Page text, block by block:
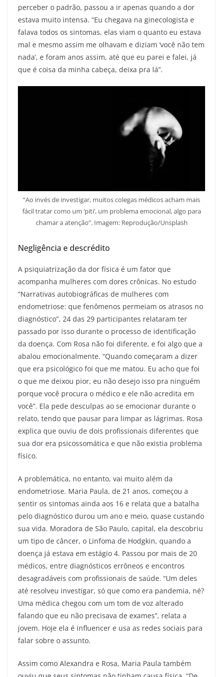
perceber o padrão, passou a ir apenas quando a dor
estava muito intensa. “Eu chegava na ginecologista e
falava todos os sintomas, elas viam o quanto eu estava
mal e mesmo assim me olhavam e diziam ‘você não tem
nada’, e foram anos assim, até que eu parei e falei, já
que é coisa da minha cabeça, deixa pra lá”.
“Ao invés de investigar, muitos colegas médicos acham mais
fácil tratar como um ‘piti’, um problema emocional, algo para
chamar a atenção”. Imagem: Reprodução/Unsplash
Negligência e descrédito
A psiquiatrização da dor física é um fator que
acompanha mulheres com dores crônicas. No estudo
“Narrativas autobiográficas de mulheres com
endometriose: que fenômenos permeiam os atrasos no
diagnóstico”, 24 das 29 participantes relataram ter
passado por isso durante o processo de identificação
da doença. Com Rosa não foi diferente, e foi algo que a
abalou emocionalmente. “Quando começaram a dizer
que era psicológico foi que me matou. Eu acho que foi
o que me deixou pior, eu não desejo isso pra ninguém
porque você procura o médico e ele não acredita em
você”. Ela pede desculpas ao se emocionar durante o
relato, tendo que pausar para limpar as lágrimas. Rosa
explica que ouviu de dois profissionais diferentes que
sua dor era psicossomática e que não existia problema
físico.
A problemática, no entanto, vai muito além da
endometriose. Maria Paula, de 21 anos, começou a
sentir os sintomas ainda aos 16 e relata que a batalha
pelo diagnóstico durou um ano e meio, quase custando
sua vida. Moradora de São Paulo, capital, ela descobriu
um tipo de câncer, o Linfoma de Hodgkin, quando a
doença já estava em estágio 4. Passou por mais de 20
médicos, entre diagnósticos errôneos e encontros
desagradáveis com profissionais de saúde. “Um deles
até resolveu investigar, só que como era pandemia, né?
Uma médica chegou com um tom de voz alterado
falando que eu não precisava de exames”, relata a
jovem. Hoje ela é influencer e usa as redes sociais para
falar sobre o assunto.
Assim como Alexandra e Rosa, Maria Paula também